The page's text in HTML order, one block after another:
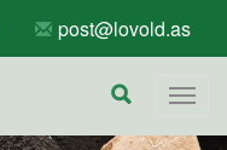
post@lovold.as